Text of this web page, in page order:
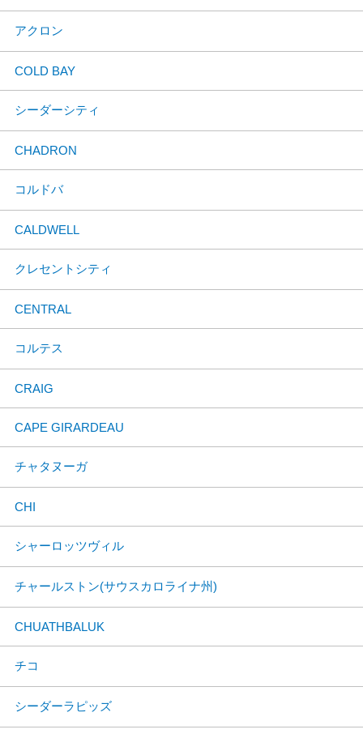
アクロン
COLD BAY
シーダーシティ
CHADRON
コルドバ
CALDWELL
クレセントシティ
CENTRAL
コルテス
CRAIG
CAPE GIRARDEAU
チャタヌーガ
CHI
シャーロッツヴィル
チャールストン(サウスカロライナ州)
CHUATHBALUK
チコ
シーダーラピッズ